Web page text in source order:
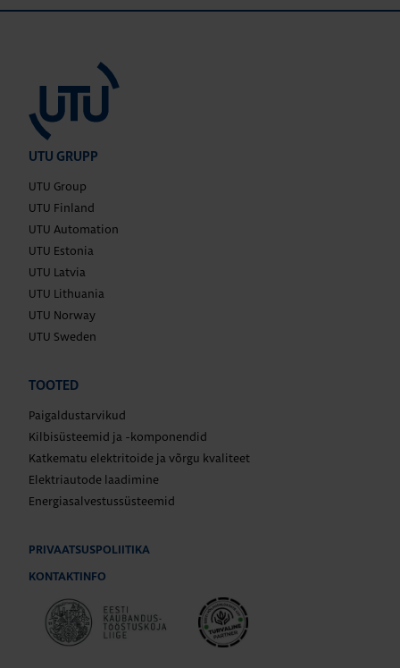
UTU GRUPP
UTU Group
UTU Finland
UTU Automation
UTU Estonia
UTU Latvia
UTU Lithuania
UTU Norway
UTU Sweden
TOOTED
Paigaldustarvikud
Kilbisüsteemid ja -komponendid
Katkematu elektritoide ja võrgu kvaliteet
Elektriautode laadimine
Energiasalvestussüsteemid
PRIVAATSUSPOLIITIKA
KONTAKTINFO